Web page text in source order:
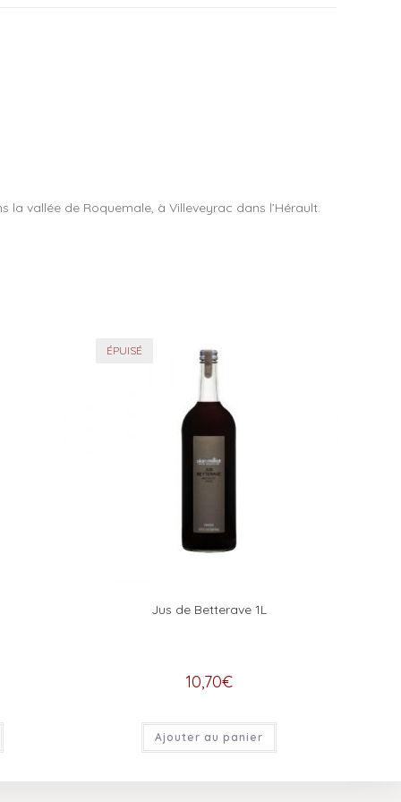
vallée de Roquemale, à Villeveyrac dans l’Hérault.
ÉPUISÉ
Jus de Betterave 1L
10,70€
Ajouter au panier